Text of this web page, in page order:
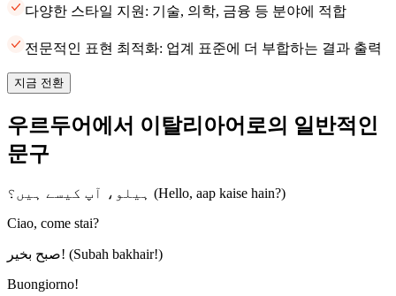
다양한 스타일 지원: 기술, 의학, 금융 등 분야에 적합
전문적인 표현 최적화: 업계 표준에 더 부합하는 결과 출력
지금 전환
우르두어에서 이탈리아어로의 일반적인
문구
ہیلو، آپ کیسے ہیں؟ (Hello, aap kaise hain?)
Ciao, come stai?
صبح بخیر! (Subah bakhair!)
Buongiorno!